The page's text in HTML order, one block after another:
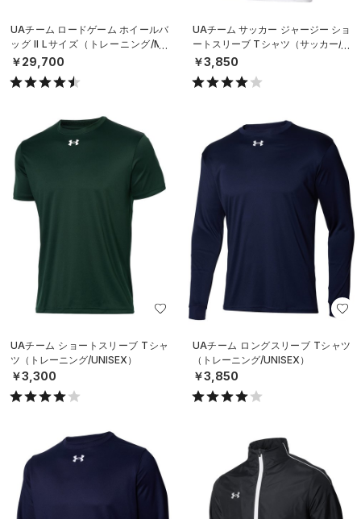
UAチーム ロードゲーム ホイールバ
ッグ II Lサイズ（トレーニング/ME
N）
￥29,700
UAチーム サッカー ジャージー ショ
ートスリーブ Tシャツ（サッカー/M
EN）
￥3,850
UAチーム ショートスリーブ Tシャ
ツ（トレーニング/UNISEX）
￥3,300
UAチーム ロングスリーブ Tシャツ
（トレーニング/UNISEX）
￥3,850